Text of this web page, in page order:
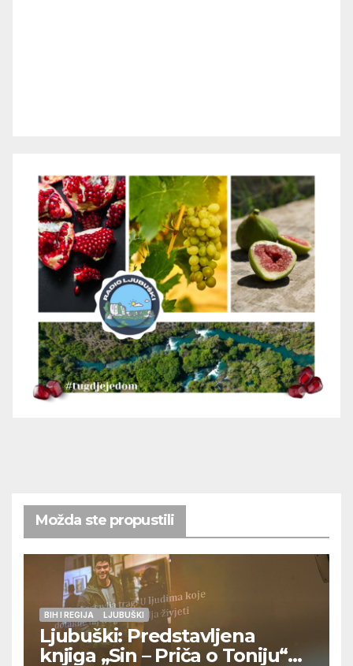
Možda ste propustili
BIH I REGIJA LJUBUŠKI
Ljubuški: Predstavljena
knjiga „Sin – Priča o Toniju“